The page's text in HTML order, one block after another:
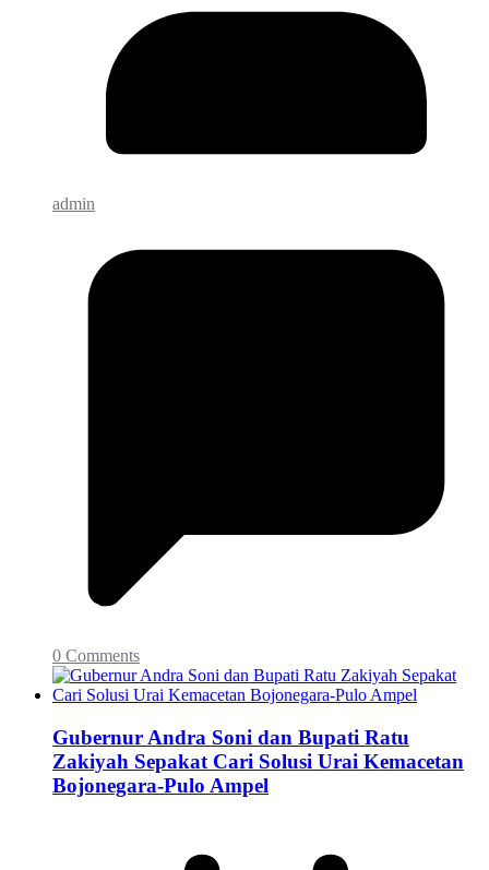
admin
0 Comments
Gubernur Andra Soni dan Bupati Ratu
Zakiyah Sepakat Cari Solusi Urai Kemacetan
Bojonegara-Pulo Ampel